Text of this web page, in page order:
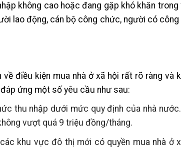
không cao hoặc đang gặp khó khăn trong
lao động, cán bộ công chức, người có
điều kiện mua nhà ở xã hội rất rõ ràng và
ứng một số yêu cầu như sau:
thu nhập dưới mức quy định của nhà
vượt quá 9 triệu đồng/tháng.
khu vực đô thị mới có quyền mua nhà ở